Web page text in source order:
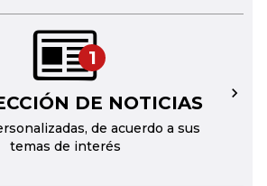
1
DE NOTICIAS
de acuerdo a sus
temas de interés
→